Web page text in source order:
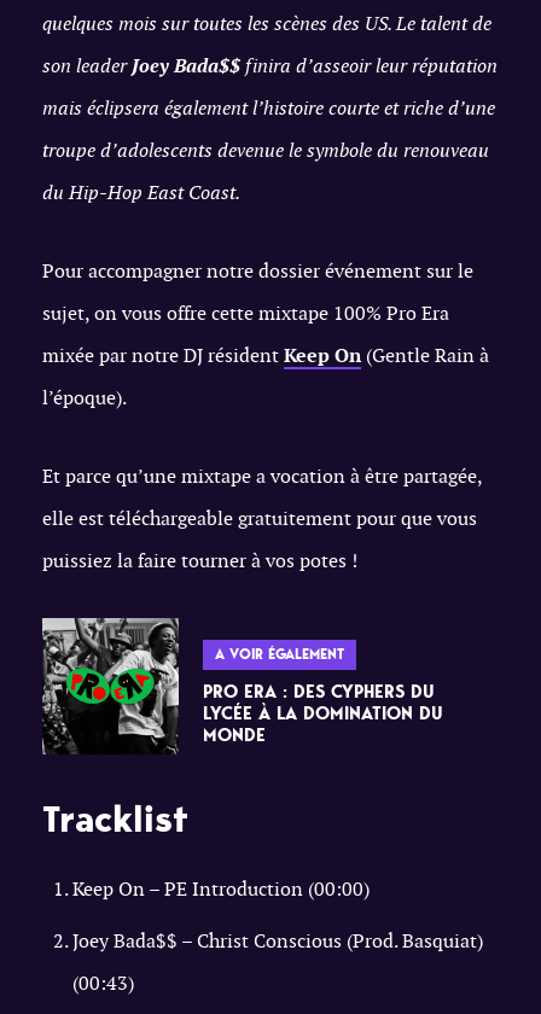
quelques mois sur toutes les scènes des US. Le talent de
son leaderJoey Bada$$ finira d’asseoir leur réputation
mais éclipsera également l’histoire courte et riche d’une
troupe d’adolescents devenue le symbole du renouveau
du Hip-Hop East Coast.
Pour accompagner notre dossier événement sur le
sujet, on vous offre cette mixtape 100% Pro Era
mixée par notre DJ résidentKeep On(Gentle Rain à
l’époque).
Et parce qu’une mixtape a vocation à être partagée,
elle est téléchargeable gratuitement pour que vous
puissiez la faire tourner à vos potes !
A VOIR ÉGALEMENT
PRO ERA : DES CYPHERS DU
LYCÉE À LA DOMINATION DU
MONDE
Tracklist
Keep On – PE Introduction (00:00)
Joey Bada$$ – Christ Conscious (Prod. Basquiat)
(00:43)